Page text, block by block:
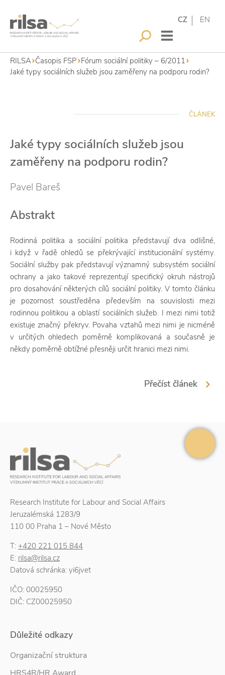
CZ EN
RILSA Časopis FSP Fórum sociální politiky – 6/2011
Jaké typy sociálních služeb jsou zaměřeny na podporu rodin?
ČLÁNEK
Jaké typy sociálních služeb jsou
zaměřeny na podporu rodin?
Pavel Bareš
Abstrakt
Rodinná politika a sociální politika představují dva odlišné,
i když v řadě ohledů se překrývající institucionální systémy.
Sociální služby pak představují významný subsystém sociální
ochrany a jako takové reprezentují specifický okruh nástrojů
pro dosahování některých cílů sociální politiky. V tomto článku
je pozornost soustředěna především na souvislosti mezi
rodinnou politikou a oblastí sociálních služeb. I mezi nimi totiž
existuje značný překryv. Povaha vztahů mezi nimi je nicméně
v určitých ohledech poměrně komplikovaná a současně je
někdy poměrně obtížné přesněji určit hranici mezi nimi.
Přečíst článek
Research Institute for Labour and Social Affairs
Jeruzalémská 1283/9
110 00 Praha 1 – Nové Město
T: +420 221 015 844
E: rilsa@rilsa.cz
Datová schránka: yi6jvet
IČO: 00025950
DIČ: CZ00025950
Důležité odkazy
Organizační struktura